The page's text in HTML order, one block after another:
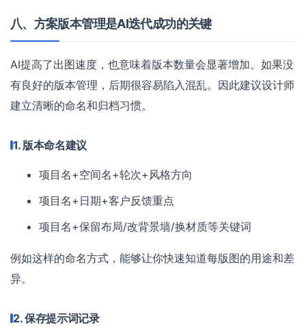
八、方案版本管理是AI迭代成功的关键
AI提高了出图速度，也意味着版本数量会显著增加。如果没
有良好的版本管理，后期很容易陷入混乱。因此建议设计师
建立清晰的命名和归档习惯。
1. 版本命名建议
项目名+空间名+轮次+风格方向
项目名+日期+客户反馈重点
项目名+保留布局/改背景墙/换材质等关键词
例如这样的命名方式，能够让你快速知道每版图的用途和差
异。
2. 保存提示词记录